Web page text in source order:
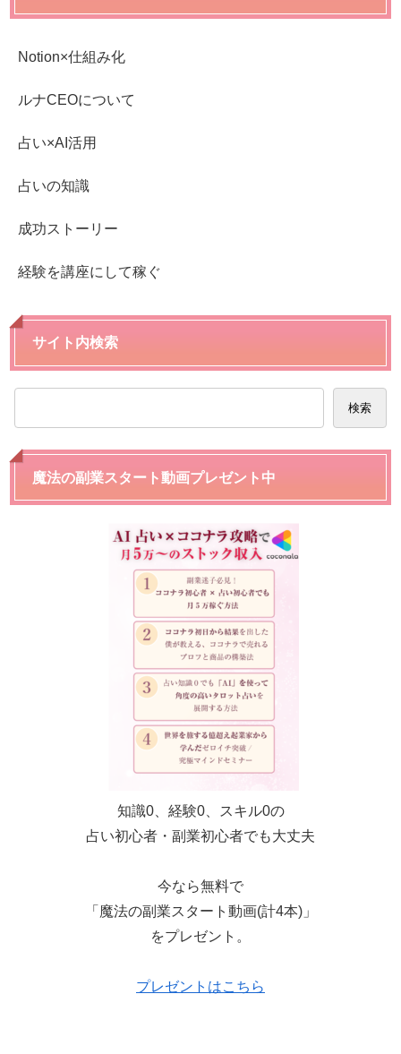
Notion×仕組み化
ルナCEOについて
占い×AI活用
占いの知識
成功ストーリー
経験を講座にして稼ぐ
サイト内検索
検索
魔法の副業スタート動画プレゼント中
知識0、経験0、スキル0の
占い初心者・副業初心者でも大丈夫
今なら無料で
「魔法の副業スタート動画(計4本)」
をプレゼント。
プレゼントはこちら